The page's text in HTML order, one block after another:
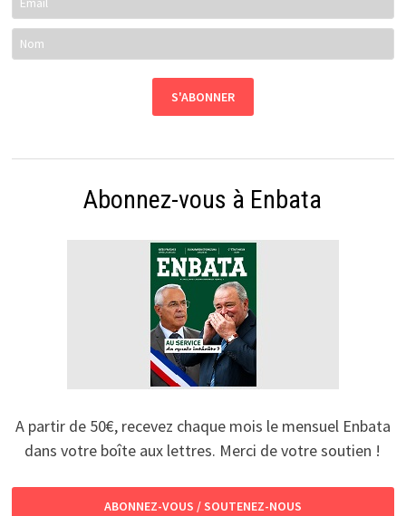
Abonnez-vous à Enbata
A partir de 50€, recevez chaque mois le mensuel Enbata
dans votre boîte aux lettres. Merci de votre soutien !
ABONNEZ-VOUS / SOUTENEZ-NOUS